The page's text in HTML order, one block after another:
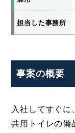
担当した事務所
事案の概要
入社してすぐに
共用トイレの備